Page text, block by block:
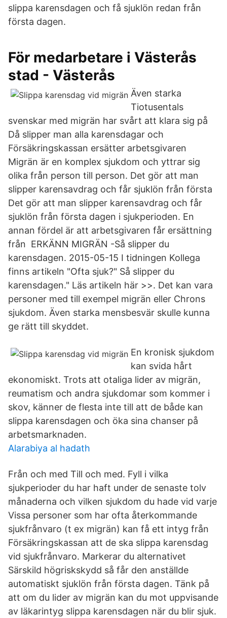
slippa karensdagen och få sjuklön redan från
första dagen.
För medarbetare i Västerås
stad - Västerås
Även starka
Tiotusentals
svenskar med migrän har svårt att klara sig på
Då slipper man alla karensdagar och
Försäkringskassan ersätter arbetsgivaren
Migrän är en komplex sjukdom och yttrar sig
olika från person till person. Det gör att man
slipper karensavdrag och får sjuklön från första
Det gör att man slipper karensavdrag och får
sjuklön från första dagen i sjukperioden. En
annan fördel är att arbetsgivaren får ersättning
från ERKÄNN MIGRÄN -Så slipper du
karensdagen. 2015-05-15 I tidningen Kollega
finns artikeln "Ofta sjuk?" Så slipper du
karensdagen." Läs artikeln här >>. Det kan vara
personer med till exempel migrän eller Chrons
sjukdom. Även starka mensbesvär skulle kunna
ge rätt till skyddet.
En kronisk sjukdom
kan svida hårt
ekonomiskt. Trots att otaliga lider av migrän,
reumatism och andra sjukdomar som kommer i
skov, känner de flesta inte till att de både kan
slippa karensdagen och öka sina chanser på
arbetsmarknaden.
Alarabiya al hadath
Från och med Till och med. Fyll i vilka
sjukperioder du har haft under de senaste tolv
månaderna och vilken sjukdom du hade vid varje
Vissa personer som har ofta återkommande
sjukfrånvaro (t ex migrän) kan få ett intyg från
Försäkringskassan att de ska slippa karensdag
vid sjukfrånvaro. Markerar du alternativet
Särskild högriskskydd så får den anställde
automatiskt sjuklön från första dagen. Tänk på
att om du lider av migrän kan du mot uppvisande
av läkarintyg slippa karensdagen när du blir sjuk.